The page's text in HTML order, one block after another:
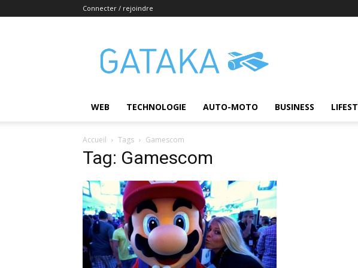
Connecter / rejoindre
WEB TECHNOLOGIE AUTO-MOTO BUSINESS
Accueil Tags Gamescom
Tag: Gamescom